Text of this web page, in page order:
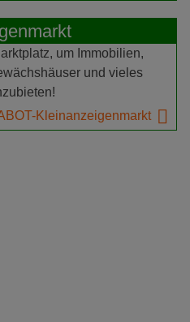
um Immobilien,
und vieles
Kleinanzeigenmarkt